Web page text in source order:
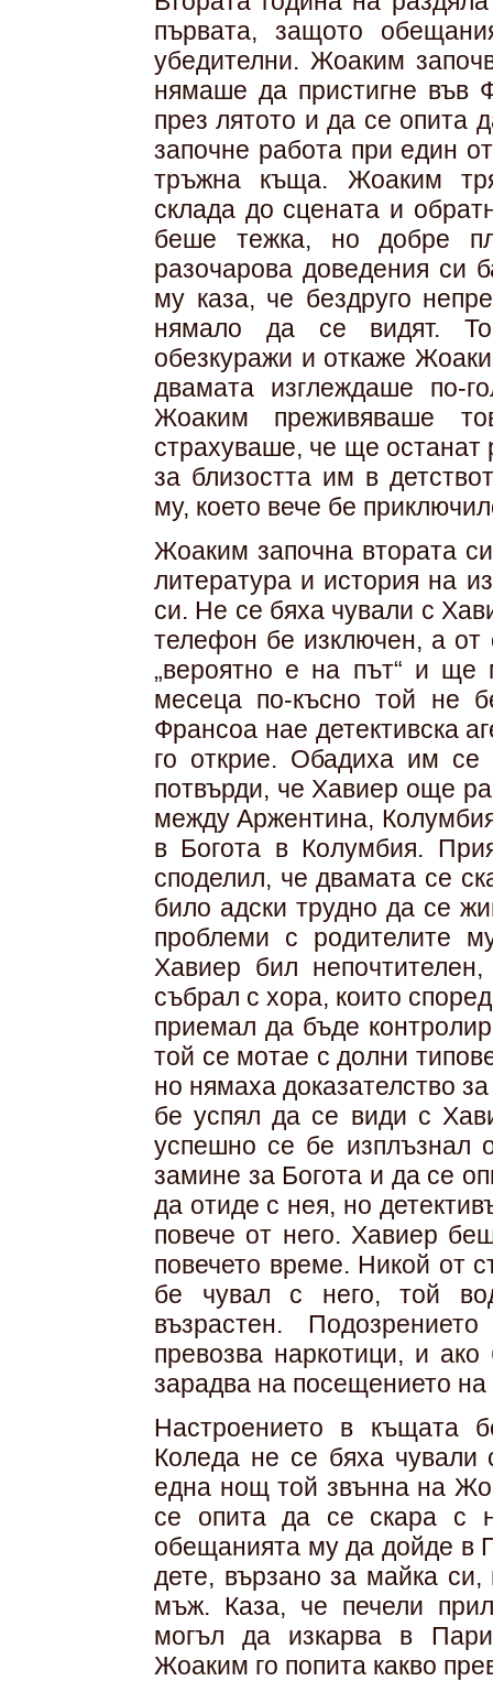
първата, защото
убедителни. Жоаким
нямаше да пристигне във
през лятото и да се опита
започне работа при един
тръжна къща. Жоаким
склада до сцената и
беше тежка, но добре
разочарова доведения си
му каза, че бездруго
нямало да се видят.
обезкуражи и откаже
двамата изглеждаше по-
Жоаким преживяваше
страхуваше, че ще
за близостта им в
му, което вече бе
Жоаким започна втората
литература и история на
си. Не се бяха чували с
телефон бе изключен, а
„вероятно е на път“ и
месеца по-късно той не
Франсоа нае детективска
го открие. Обадиха им се
потвърди, че Хавиер още
между Аржентина,
в Богота в Колумбия.
споделил, че двамата се
било адски трудно да се
проблеми с родителите
Хавиер бил
събрал с хора, които
приемал да бъде
той се мотае с долни
но нямаха доказателство
бе успял да се види с
успешно се бе изплъзнал
замине за Богота и да се
да отиде с нея, но
повече от него. Хавиер
повечето време. Никой от
бе чувал с него, той
възрастен.
превозва наркотици, и
зарадва на посещението
Настроението в къщата
Коледа не се бяха
една нощ той звънна на
се опита да се скара с
обещанията му да дойде в
дете, вързано за майка
мъж. Каза, че печели
могъл да изкарва в
Жоаким го попита какво